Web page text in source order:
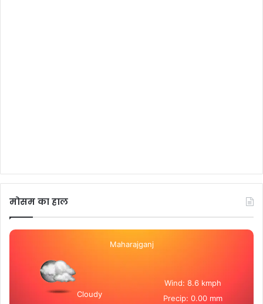
मोसम का हाल
Maharajganj
Cloudy
Wind: 8.6 kmph
Precip: 0.00 mm